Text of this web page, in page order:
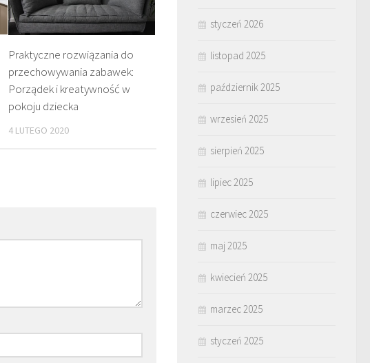
Praktyczne rozwiązania do
przechowywania zabawek:
Porządek i kreatywność w
pokoju dziecka
4 LUTEGO 2020
styczeń 2026
listopad 2025
październik 2025
wrzesień 2025
sierpień 2025
lipiec 2025
czerwiec 2025
maj 2025
kwiecień 2025
marzec 2025
styczeń 2025